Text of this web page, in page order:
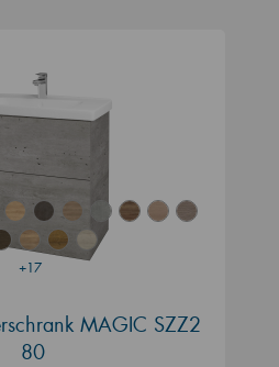
+17
MAGIC SZZ2
80